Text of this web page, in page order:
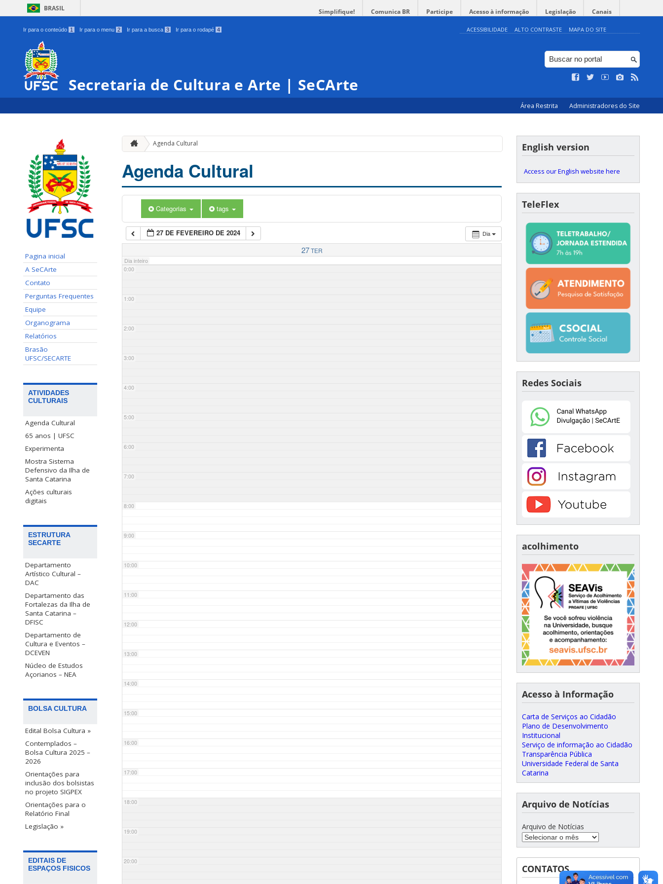
BRASIL Simplifique! Comunica BR Participe Acesso à informação Legislação Canais
Ir para o conteúdo 1 Ir para o menu 2 Ir para a busca 3 Ir para o rodapé 4 ACESSIBILIDADE ALTO CONTRASTE MAPA DO SITE
Secretaria de Cultura e Arte | SeCArte
Área Restrita Administradores do Site
Pagina inicial
A SeCArte
Contato
Perguntas Frequentes
Equipe
Organograma
Relatórios
Brasão
UFSC/SECARTE
ATIVIDADES
CULTURAIS
Agenda Cultural
65 anos | UFSC
Experimenta
Mostra Sistema
Defensivo da Ilha de
Santa Catarina
Ações culturais
digitais
ESTRUTURA
SECARTE
Departamento
Artístico Cultural –
DAC
Departamento das
Fortalezas da Ilha de
Santa Catarina –
DFISC
Departamento de
Cultura e Eventos –
DCEVEN
Núcleo de Estudos
Açorianos – NEA
BOLSA CULTURA
Edital Bolsa Cultura »
Contemplados –
Bolsa Cultura 2025 –
2026
Orientações para
inclusão dos bolsistas
no projeto SIGPEX
Orientações para o
Relatório Final
Legislação »
EDITAIS DE
ESPAÇOS FISICOS
Agenda Cultural
Agenda Cultural
Categorias tags
Dia
27 DE FEVEREIRO DE 2024
27 TER
Dia inteiro
0:00
1:00
2:00
3:00
4:00
5:00
6:00
7:00
8:00
9:00
10:00
11:00
12:00
13:00
14:00
15:00
16:00
17:00
18:00
19:00
20:00
English version
Access our English website here
TeleFlex
Redes Sociais
acolhimento
Acesso à Informação
Carta de Serviços ao Cidadão
Plano de Desenvolvimento
Institucional
Serviço de informação ao Cidadão
Transparência Pública
Universidade Federal de Santa
Catarina
Arquivo de Notícias
Arquivo de Notícias
CONTATOS